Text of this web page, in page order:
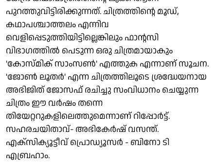
പുറത്തുവിട്ടിരിക്കുന്നത്. ചിത്രത്തിന്റെ മൂഡ്,
കഥാപശ്ചാത്തലം എന്നിവ
വെളിപ്പെടുത്തിയിട്ടില്ലെങ്കിലും ഫാന്റസി
വിഭാഗത്തിൽ പെടുന്ന ഒരു ചിത്രമായാകും
'കോസ്മിക് സാംസൺ' എത്തുക എന്നാണ് സൂചന.
'ജോൺ ലൂതർ' എന്ന ചിത്രത്തിലൂടെ ശ്രദ്ധേയനായ
അഭിജിത് ജോസഫ് രചിച്ചു സംവിധാനം ചെയ്യുന്ന
ചിത്രം ഈ വർഷം തന്നെ
തിയേറ്ററുകളിലെത്തുമെന്നാണ് റിപ്പോർട്ട്.
സഹരചയിതാവ്- അഭികേർഷ് വസന്ത്.
എക്സിക്യൂട്ടീവ് പ്രൊഡ്യൂസർ - ബിനോ ടി
എബ്രഹാം.